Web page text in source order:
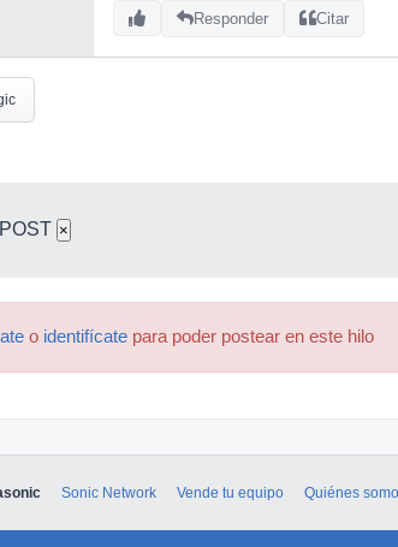
Responder Citar
×
o identifícate para poder postear en este hilo
Sonic Network Vende tu equipo Quiénes